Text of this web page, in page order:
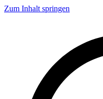
Zum Inhalt springen